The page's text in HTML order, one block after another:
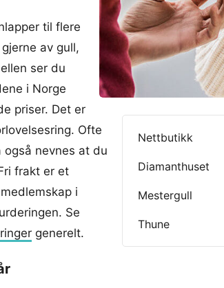
Nettbutikk
Diamanthuset
Mestergull
Thune
til flere
av gull,
ser du
i Norge
priser. Det er
Ofte
også nevnes at du
frakt er et
i
Se
generelt.